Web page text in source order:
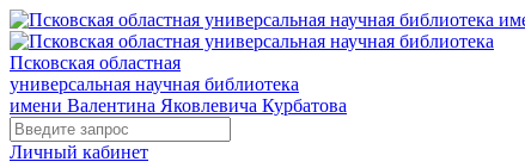
Псковская областная
универсальная научная библиотека
имени Валентина Яковлевича Курбатова
Личный кабинет